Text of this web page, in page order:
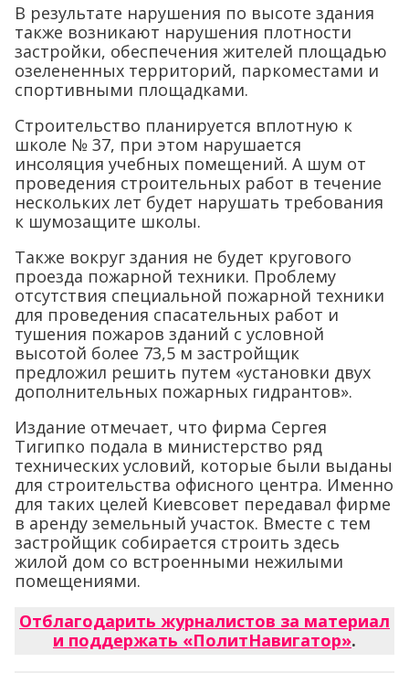
В результате нарушения по высоте здания
также возникают нарушения плотности
застройки, обеспечения жителей площадью
озелененных территорий, паркоместами и
спортивными площадками.
Строительство планируется вплотную к
школе № 37, при этом нарушается
инсоляция учебных помещений. А шум от
проведения строительных работ в течение
нескольких лет будет нарушать требования
к шумозащите школы.
Также вокруг здания не будет кругового
проезда пожарной техники. Проблему
отсутствия специальной пожарной техники
для проведения спасательных работ и
тушения пожаров зданий с условной
высотой более 73,5 м застройщик
предложил решить путем «установки двух
дополнительных пожарных гидрантов».
Издание отмечает, что фирма Сергея
Тигипко подала в министерство ряд
технических условий, которые были выданы
для строительства офисного центра. Именно
для таких целей Киевсовет передавал фирме
в аренду земельный участок. Вместе с тем
застройщик собирается строить здесь
жилой дом со встроенными нежилыми
помещениями.
Отблагодарить журналистов за материал
и поддержать «ПолитНавигатор».